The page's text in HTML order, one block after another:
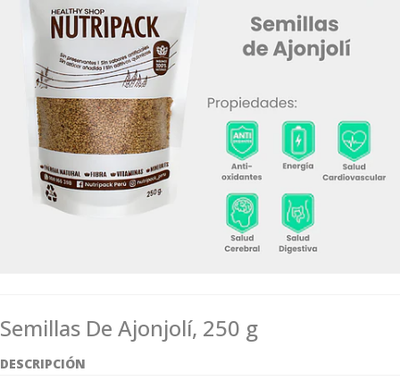
Semillas De Ajonjolí, 250 g
DESCRIPCIÓN